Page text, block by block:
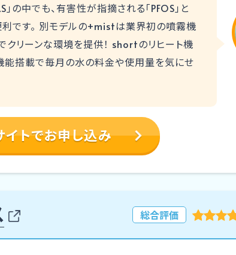
の中でも、有害性が指摘される「PFOS」と
利です。 別モデルの+mistは業界初の噴霧機
クリーンな環境を提供！ shortのリヒート機
搭載で毎月の水の料金や使用量を気にせ
イトでお申し込み
総合評価